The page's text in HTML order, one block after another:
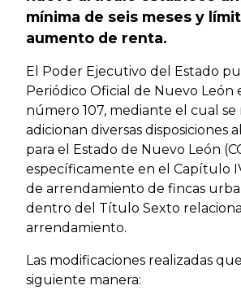
mínima de seis meses y
aumento de renta.
El Poder Ejecutivo del Estado
Periódico Oficial de Nuevo León
número 107, mediante el cual
adicionan diversas disposiciones
para el Estado de Nuevo León
específicamente en el Capítulo
de arrendamiento de fincas
dentro del Título Sexto
arrendamiento.
Las modificaciones realizadas
siguiente manera: